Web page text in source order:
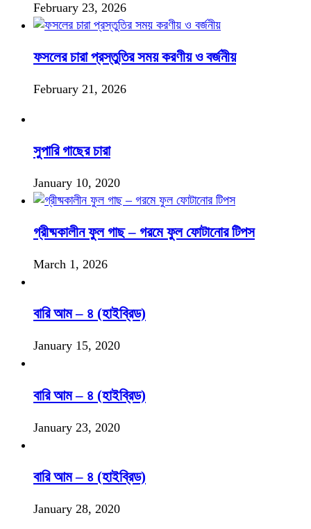
February 23, 2026
ফসলের চারা প্রস্তুতির সময় করণীয় ও বর্জনীয়
February 21, 2026
সুপারি গাছের চারা
January 10, 2020
গ্রীষ্মকালীন ফুল গাছ – গরমে ফুল ফোটানোর টিপস
March 1, 2026
বারি আম – ৪ (হাইব্রিড)
January 15, 2020
বারি আম – ৪ (হাইব্রিড)
January 23, 2020
বারি আম – ৪ (হাইব্রিড)
January 28, 2020